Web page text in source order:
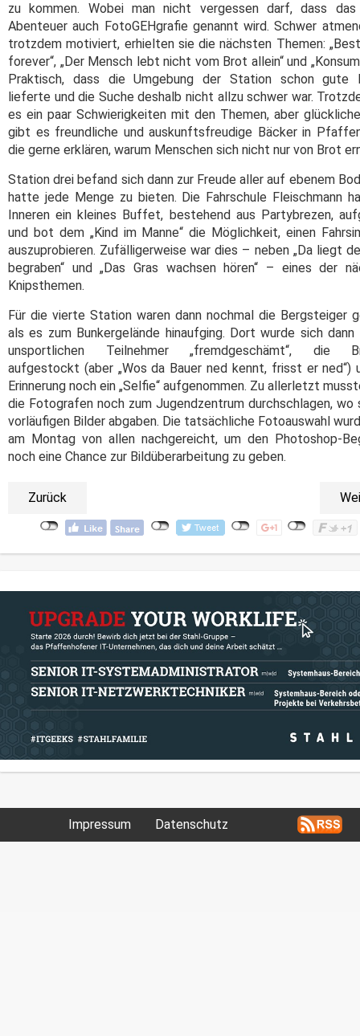
zu kommen. Wobei man nicht vergessen darf, dass das
Abenteuer auch FotoGEHgrafie genannt wird. Schwer
trotzdem motiviert, erhielten sie die nächsten Themen:
forever“, „Der Mensch lebt nicht vom Brot allein“ und
Praktisch, dass die Umgebung der Station schon gute
lieferte und die Suche deshalb nicht allzu schwer war.
es ein paar Schwierigkeiten mit den Themen, aber
gibt es freundliche und auskunftsfreudige Bäcker in
die gerne erklären, warum Menschen sich nicht nur von Brot
Station drei befand sich dann zur Freude aller auf ebenem
hatte jede Menge zu bieten. Die Fahrschule Fleischmann
Inneren ein kleines Buffet, bestehend aus Partybrezen,
und bot dem „Kind im Manne“ die Möglichkeit, einen
auszuprobieren. Zufälligerweise war dies – neben „Da liegt
begraben“ und „Das Gras wachsen hören“ – eines der
Knipsthemen.
Für die vierte Station waren dann nochmal die Bergsteiger
als es zum Bunkergelände hinaufging. Dort wurde sich
unsportlichen Teilnehmer „fremdgeschämt“, die
aufgestockt (aber „Wos da Bauer ned kennt, frisst er ned“)
Erinnerung noch ein „Selfie“ aufgenommen. Zu allerletzt
die Fotografen noch zum Jugendzentrum durchschlagen, wo
vorläufigen Bilder abgaben. Die tatsächliche Fotoauswahl
am Montag von allen nachgereicht, um den Photoshop-
noch eine Chance zur Bildüberarbeitung zu geben.
Zurück
Impressum Datenschutz